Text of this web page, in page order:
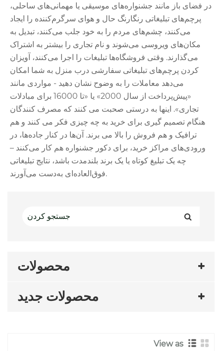
در فضای باز مانند جشنواره‌های موسیقی یا مهمانی‌های ساحلی،
پرچم‌های تبلیغاتی رنگارنگ حال و هوای سرگرم‌کننده را ایجاد
می‌کنند، چشم‌های مردم را به خود جلب می‌کنند، تبدیل به
مکان‌های ویروسی می‌شوند و نام تجاری را بیشتر به اشتراک
می‌گذارند. وقتی فروشگاه‌ها تبلیغات را اجرا می‌کنند، آویزان
کردن پرچم‌های تبلیغاتی سفارشی درب منزل به شما امکان
می‌دهد معاملات را به وضوح نشان دهید - مواردی مانند
«پیش‌پرداخت از سال 2000» یا «تا 16000 برای مبادلات
تجاری». اینها به درستی صحبت می کنند که مصرف کنندگان
هنگام تصمیم گیری برای خرید به چه چیزی فکر می کنند و هم
ترافیک و هم فروش را بالا می برند. آن‌ها در کنار جاده‌ها، در
ورودی‌های مراکز خرید، برای دکور جشنواره هم کار می‌کنند –
چه یک تبلیغ کوتاه یا یک برند بلندمدت باشد، نتایج تبلیغاتی
فوق‌العاده‌ای به‌دست می‌آورند.
محصولات
محصولات جدید
View as